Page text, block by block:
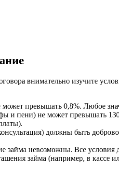
внимательно изучите
превышать 0,8%. Любое
и пени) не может превышать
должны быть
займа невозможны. Все
займа (например, в кассе